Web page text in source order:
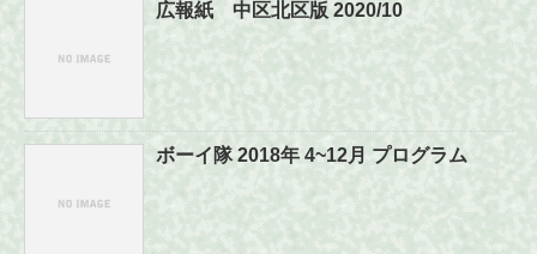
広報紙 中区北区版 2020/10
ボーイ隊 2018年 4~12月 プログラム